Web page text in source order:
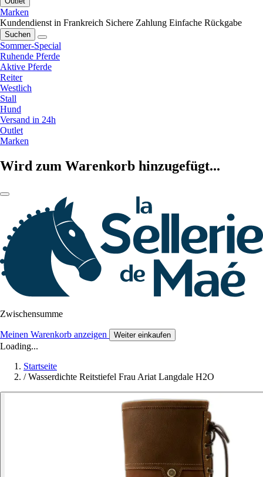
Marken
Kundendienst in Frankreich Sichere Zahlung Einfache Rückgabe
Suchen
Sommer-Special
Ruhende Pferde
Aktive Pferde
Reiter
Westlich
Stall
Hund
Versand in 24h
Outlet
Marken
Wird zum Warenkorb hinzugefügt...
Zwischensumme
Meinen Warenkorb anzeigen Weiter einkaufen
Loading...
Startseite
/ Wasserdichte Reitstiefel Frau Ariat Langdale H2O